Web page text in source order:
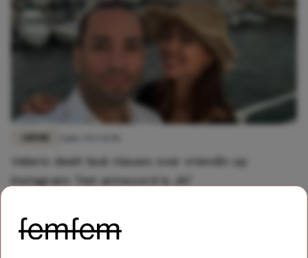
Valerio deelt leuk nieuws over vriendin op
Instagram: 'Het antwoord is JA!'